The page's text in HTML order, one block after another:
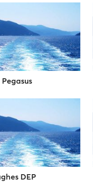
Pegasus
DEP